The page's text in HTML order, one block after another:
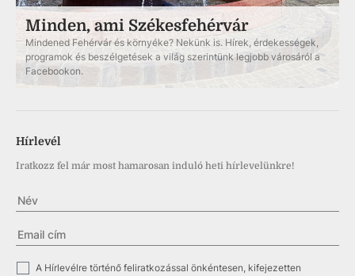
Minden, ami Székesfehérvár
Mindened Fehérvár és környéke? Nekünk is. Hírek, érdekességek,
programok és beszélgetések a világ szerintünk legjobb városáról a
Facebookon.
Hírlevél
Iratkozz fel már most hamarosan induló heti hírlevelünkre!
A Hírlevélre történő feliratkozással önkéntesen, kifejezetten